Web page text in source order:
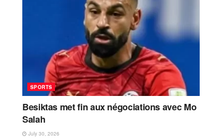
SPORTS
Besiktas met fin aux négociations avec Mo
Salah
July 30, 2026